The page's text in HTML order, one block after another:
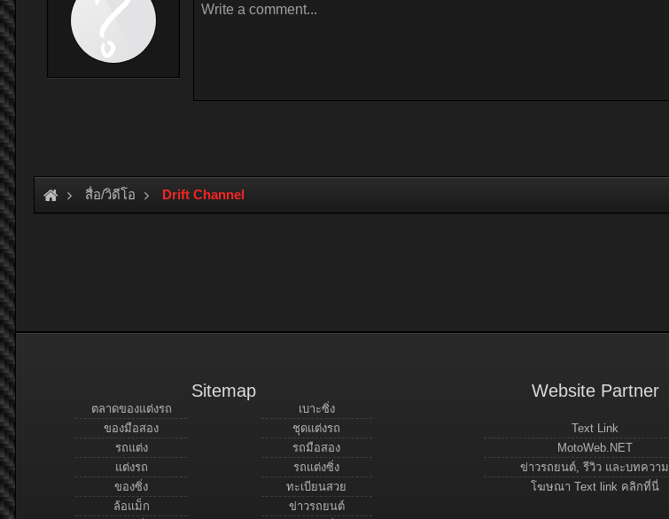
Write a comment...
สื่อ/วิดีโอ Drift Channel
Sitemap
ตลาดของแต่งรถ
ของมือสอง
รถแต่ง
แต่งรถ
ของซิ่ง
ล้อแม็ก
เบาะซิ่ง
ชุดแต่งรถ
รถมือสอง
รถแต่งซิ่ง
ทะเบียนสวย
ข่าวรถยนต์
Website Partner
Text Link
MotoWeb.NET
ข่าวรถยนต์, รีวิว และบทความ
โฆษณา Text link คลิกที่นี่